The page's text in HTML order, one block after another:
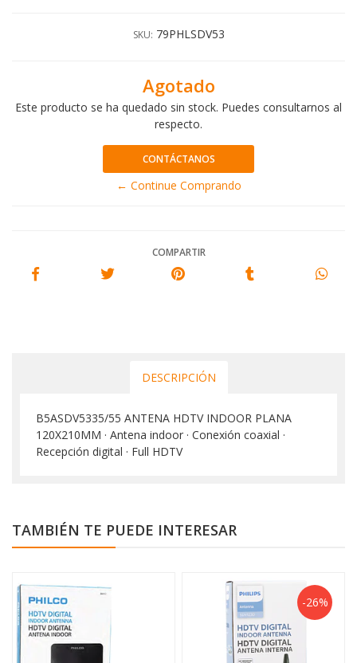
SKU: 79PHLSDV53
Agotado
Este producto se ha quedado sin stock. Puedes consultarnos al
respecto.
CONTÁCTANOS
← Continue Comprando
COMPARTIR
DESCRIPCIÓN
B5ASDV5335/55 ANTENA HDTV INDOOR PLANA
120X210MM · Antena indoor · Conexión coaxial ·
Recepción digital · Full HDTV
TAMBIÉN TE PUEDE INTERESAR
-26%